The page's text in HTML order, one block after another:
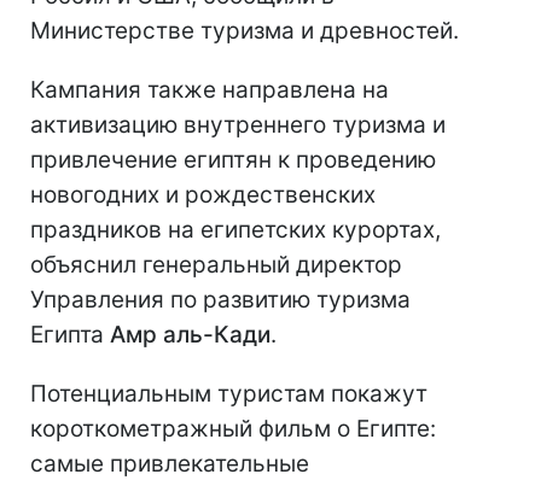
Министерстве туризма и древностей.
Кампания также направлена ​​на
активизацию внутреннего туризма и
привлечение египтян к проведению
новогодних и рождественских
праздников на египетских курортах,
объяснил генеральный директор
Управления по развитию туризма
Египта Амр аль-Кади.
Потенциальным туристам покажут
короткометражный фильм о Египте:
самые привлекательные